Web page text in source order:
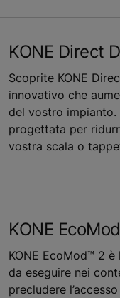
KONE Direct
Scoprite KONE
innovativo che
del vostro impianto.
progettata per
vostra scala o
KONE
KONE EcoMod™ 2
da eseguire nei
precludere